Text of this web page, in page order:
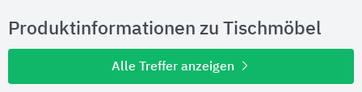
Hersteller
Produktinformationen zu Tischmöbel
Alle Treffer anzeigen